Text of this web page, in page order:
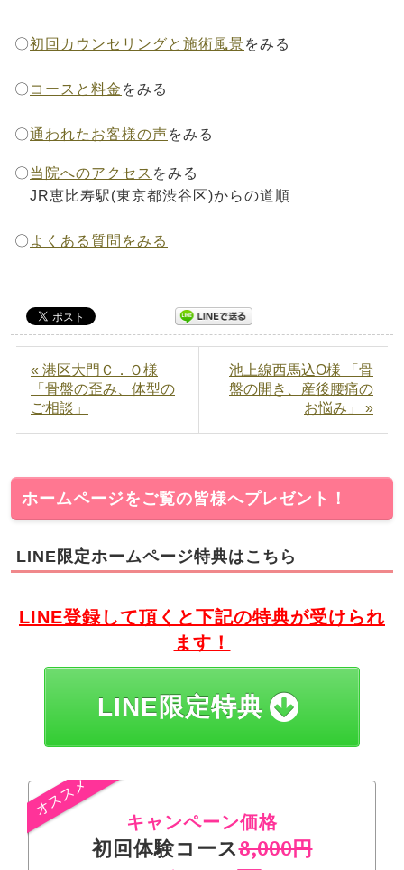
〇初回カウンセリングと施術風景をみる
〇 コースと料金 をみる
〇通われたお客様の声をみる
〇当院へのアクセス をみる
JR恵比寿駅(東京都渋谷区)からの道順
〇 よくある質問をみる
« 港区大門Ｃ．Ｏ様
「骨盤の歪み、体型の
ご相談」
池上線西馬込O様 「骨
盤の開き、産後腰痛の
お悩み」 »
ホームページをご覧の皆様へプレゼント！
LINE限定ホームページ特典はこちら
LINE登録して頂くと下記の特典が受けられ
ます！
LINE限定特典
キャンペーン価格
初回体験コース8,000円